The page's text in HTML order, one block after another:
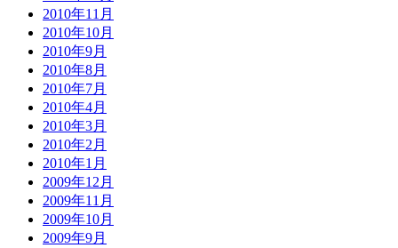
2010年11月
2010年10月
2010年9月
2010年8月
2010年7月
2010年4月
2010年3月
2010年2月
2010年1月
2009年12月
2009年11月
2009年10月
2009年9月